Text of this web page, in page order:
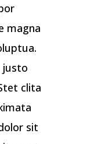
magna
justo
clita
sit